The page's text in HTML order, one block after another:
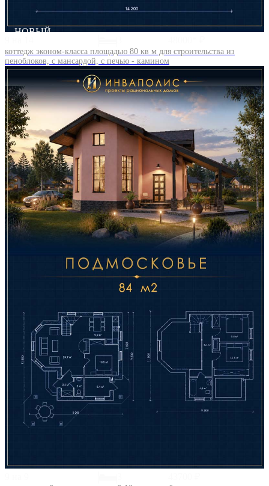
НОВЫЙ
коттедж эконом-класса площадью 80 кв м для строительства из
пеноблоков, с мансардой, с печью - камином